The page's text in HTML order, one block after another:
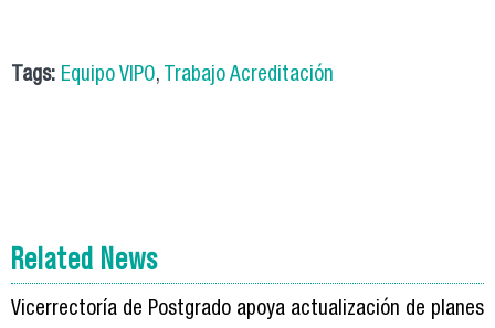
Tags: Equipo VIPO, Trabajo Acreditación
Related News
Vicerrectoría de Postgrado apoya actualización de planes